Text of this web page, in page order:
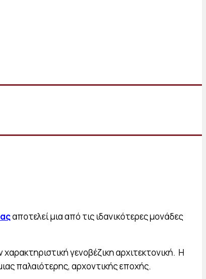
αποτελεί μια από τις ιδανικότερες μονάδες
γενοβέζικη αρχιτεκτονική. Η
παλαιότερης, αρχοντικής εποχής.